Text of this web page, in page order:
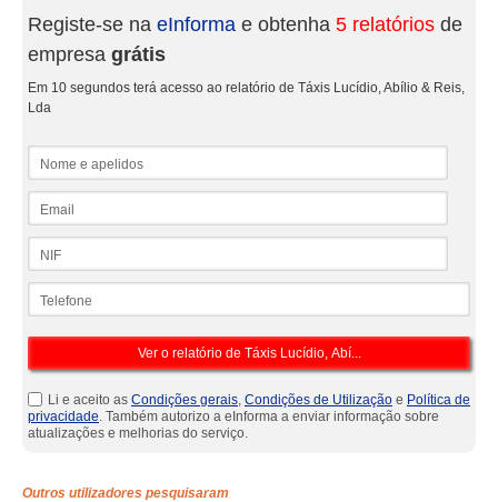
Registe-se na eInforma e obtenha 5 relatórios de
empresa grátis
Em 10 segundos terá acesso ao relatório de Táxis Lucídio, Abílio & Reis,
Lda
Li e aceito as Condições gerais, Condições de Utilização e Política de
privacidade. Também autorizo a eInforma a enviar informação sobre
atualizações e melhorias do serviço.
Outros utilizadores pesquisaram